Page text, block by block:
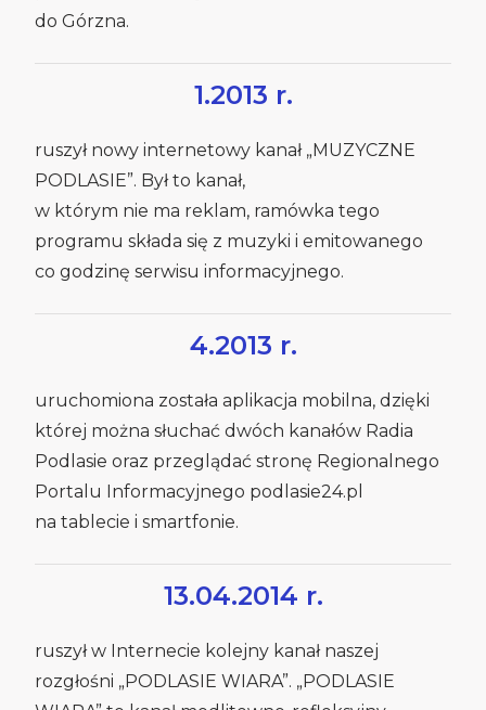
do Górzna.
1.2013 r.
ruszył nowy internetowy kanał „MUZYCZNE
PODLASIE”. Był to kanał,
w którym nie ma reklam, ramówka tego
programu składa się z muzyki i emitowanego
co godzinę serwisu informacyjnego.
4.2013 r.
uruchomiona została aplikacja mobilna, dzięki
której można słuchać dwóch kanałów Radia
Podlasie oraz przeglądać stronę Regionalnego
Portalu Informacyjnego podlasie24.pl
na tablecie i smartfonie.
13.04.2014 r.
ruszył w Internecie kolejny kanał naszej
rozgłośni „PODLASIE WIARA”. „PODLASIE